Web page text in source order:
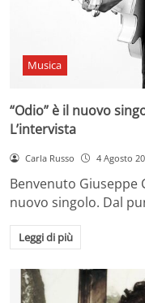
Musica
“Odio” è il nuovo
L’intervista
Carla Russo 4 Agosto
Benvenuto Giuseppe
nuovo singolo. Dal
Leggi di più